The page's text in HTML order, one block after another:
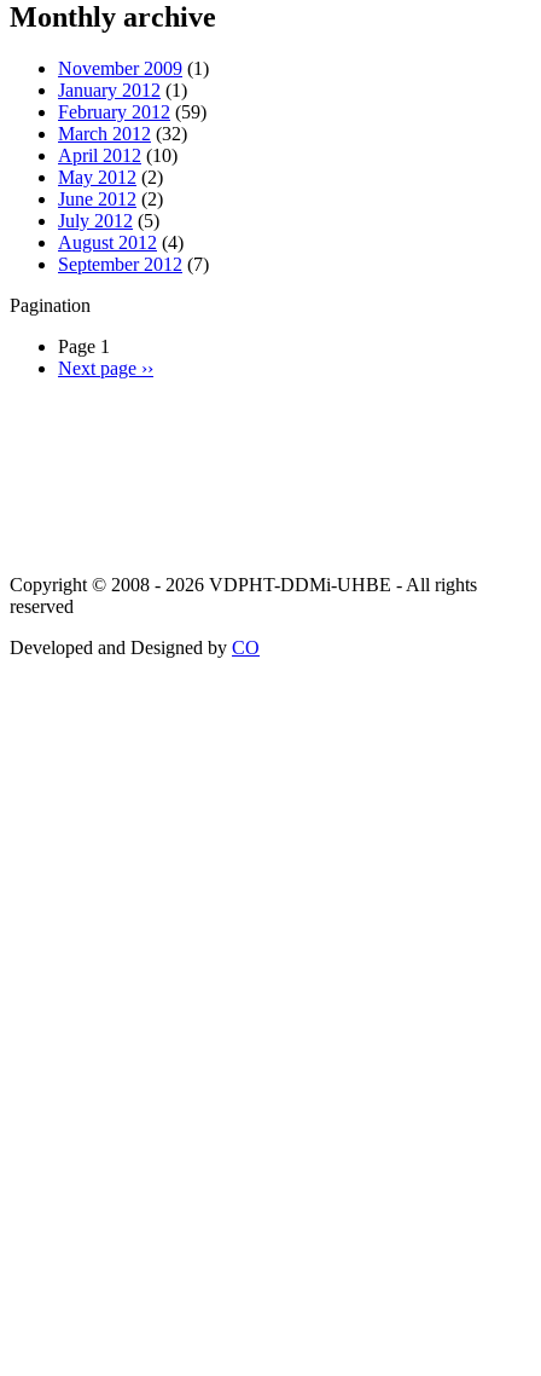
Monthly archive
November 2009 (1)
January 2012 (1)
February 2012 (59)
March 2012 (32)
April 2012 (10)
May 2012 (2)
June 2012 (2)
July 2012 (5)
August 2012 (4)
September 2012 (7)
Pagination
Page 1
Next page ››
Copyright © 2008 - 2026 VDPHT-DDMi-UHBE - All rights
reserved
Developed and Designed by CO